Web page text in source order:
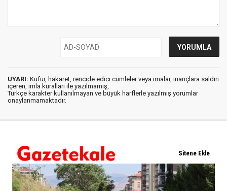
UYARI: Küfür, hakaret, rencide edici cümleler veya imalar, inançlara saldırı
içeren, imla kuralları ile yazılmamış,
Türkçe karakter kullanılmayan ve büyük harflerle yazılmış yorumlar
onaylanmamaktadır.